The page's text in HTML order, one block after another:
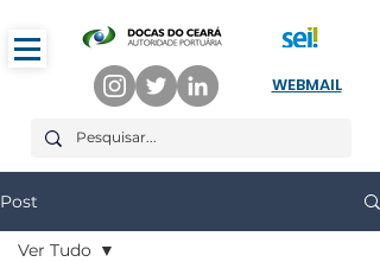
WEBMAIL
Post
Ver Tudo